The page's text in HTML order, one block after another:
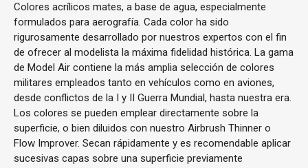
Colores acrílicos mates, a base de agua, especialmente
formulados para aerografía. Cada color ha sido
rigurosamente desarrollado por nuestros expertos con el fin
de ofrecer al modelista la máxima fidelidad histórica. La gama
de Model Air contiene la más amplia selección de colores
militares empleados tanto en vehículos como en aviones,
desde conflictos de la I y II Guerra Mundial, hasta nuestra era.
Los colores se pueden emplear directamente sobre la
superficie, o bien diluidos con nuestro Airbrush Thinner o
Flow Improver. Secan rápidamente y es recomendable aplicar
sucesivas capas sobre una superficie previamente